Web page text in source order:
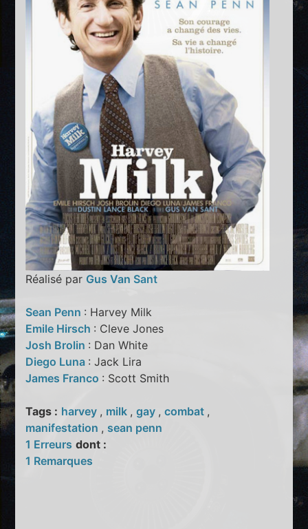
Réalisé par Gus Van Sant
Sean Penn : Harvey Milk
Emile Hirsch : Cleve Jones
Josh Brolin : Dan White
Diego Luna : Jack Lira
James Franco : Scott Smith
Tags : harvey , milk ,gay ,combat ,
manifestation , sean penn
1 Erreurs dont :
1 Remarques